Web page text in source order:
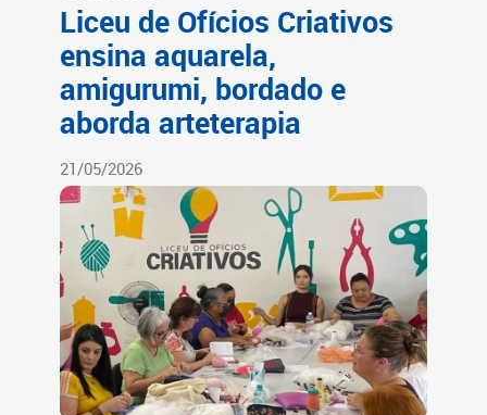
Liceu de Ofícios Criativos
ensina aquarela,
amigurumi, bordado e
aborda arteterapia
21/05/2026